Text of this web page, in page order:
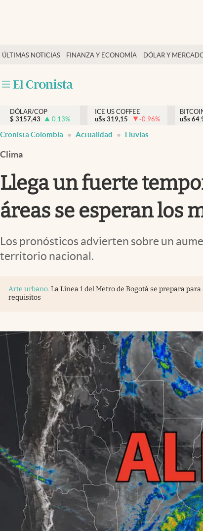
ÚLTIMAS NOTICIAS FINANZA Y ECONOMÍA DÓLAR Y
Salud y nutrición
Tiempo libre
Dólar y mercados
Curiosidades
DÓLAR/COP
$ 3157,43 0.13%
ICE US COFFEE
u$s 319,15 -0.96%
u$s
Cronista Colombia Actualidad Lluvias
Clima
Llega un fuerte
áreas se esperan los
Los pronósticos advierten sobre un
territorio nacional.
Arte urbano. La Línea 1 del Metro de Bogotá se prepara
requisitos